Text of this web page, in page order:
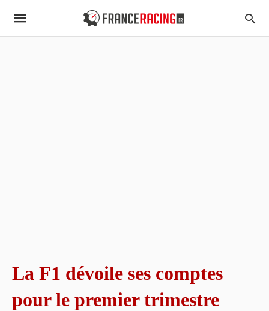
La F1 dévoile ses comptes
pour le premier trimestre